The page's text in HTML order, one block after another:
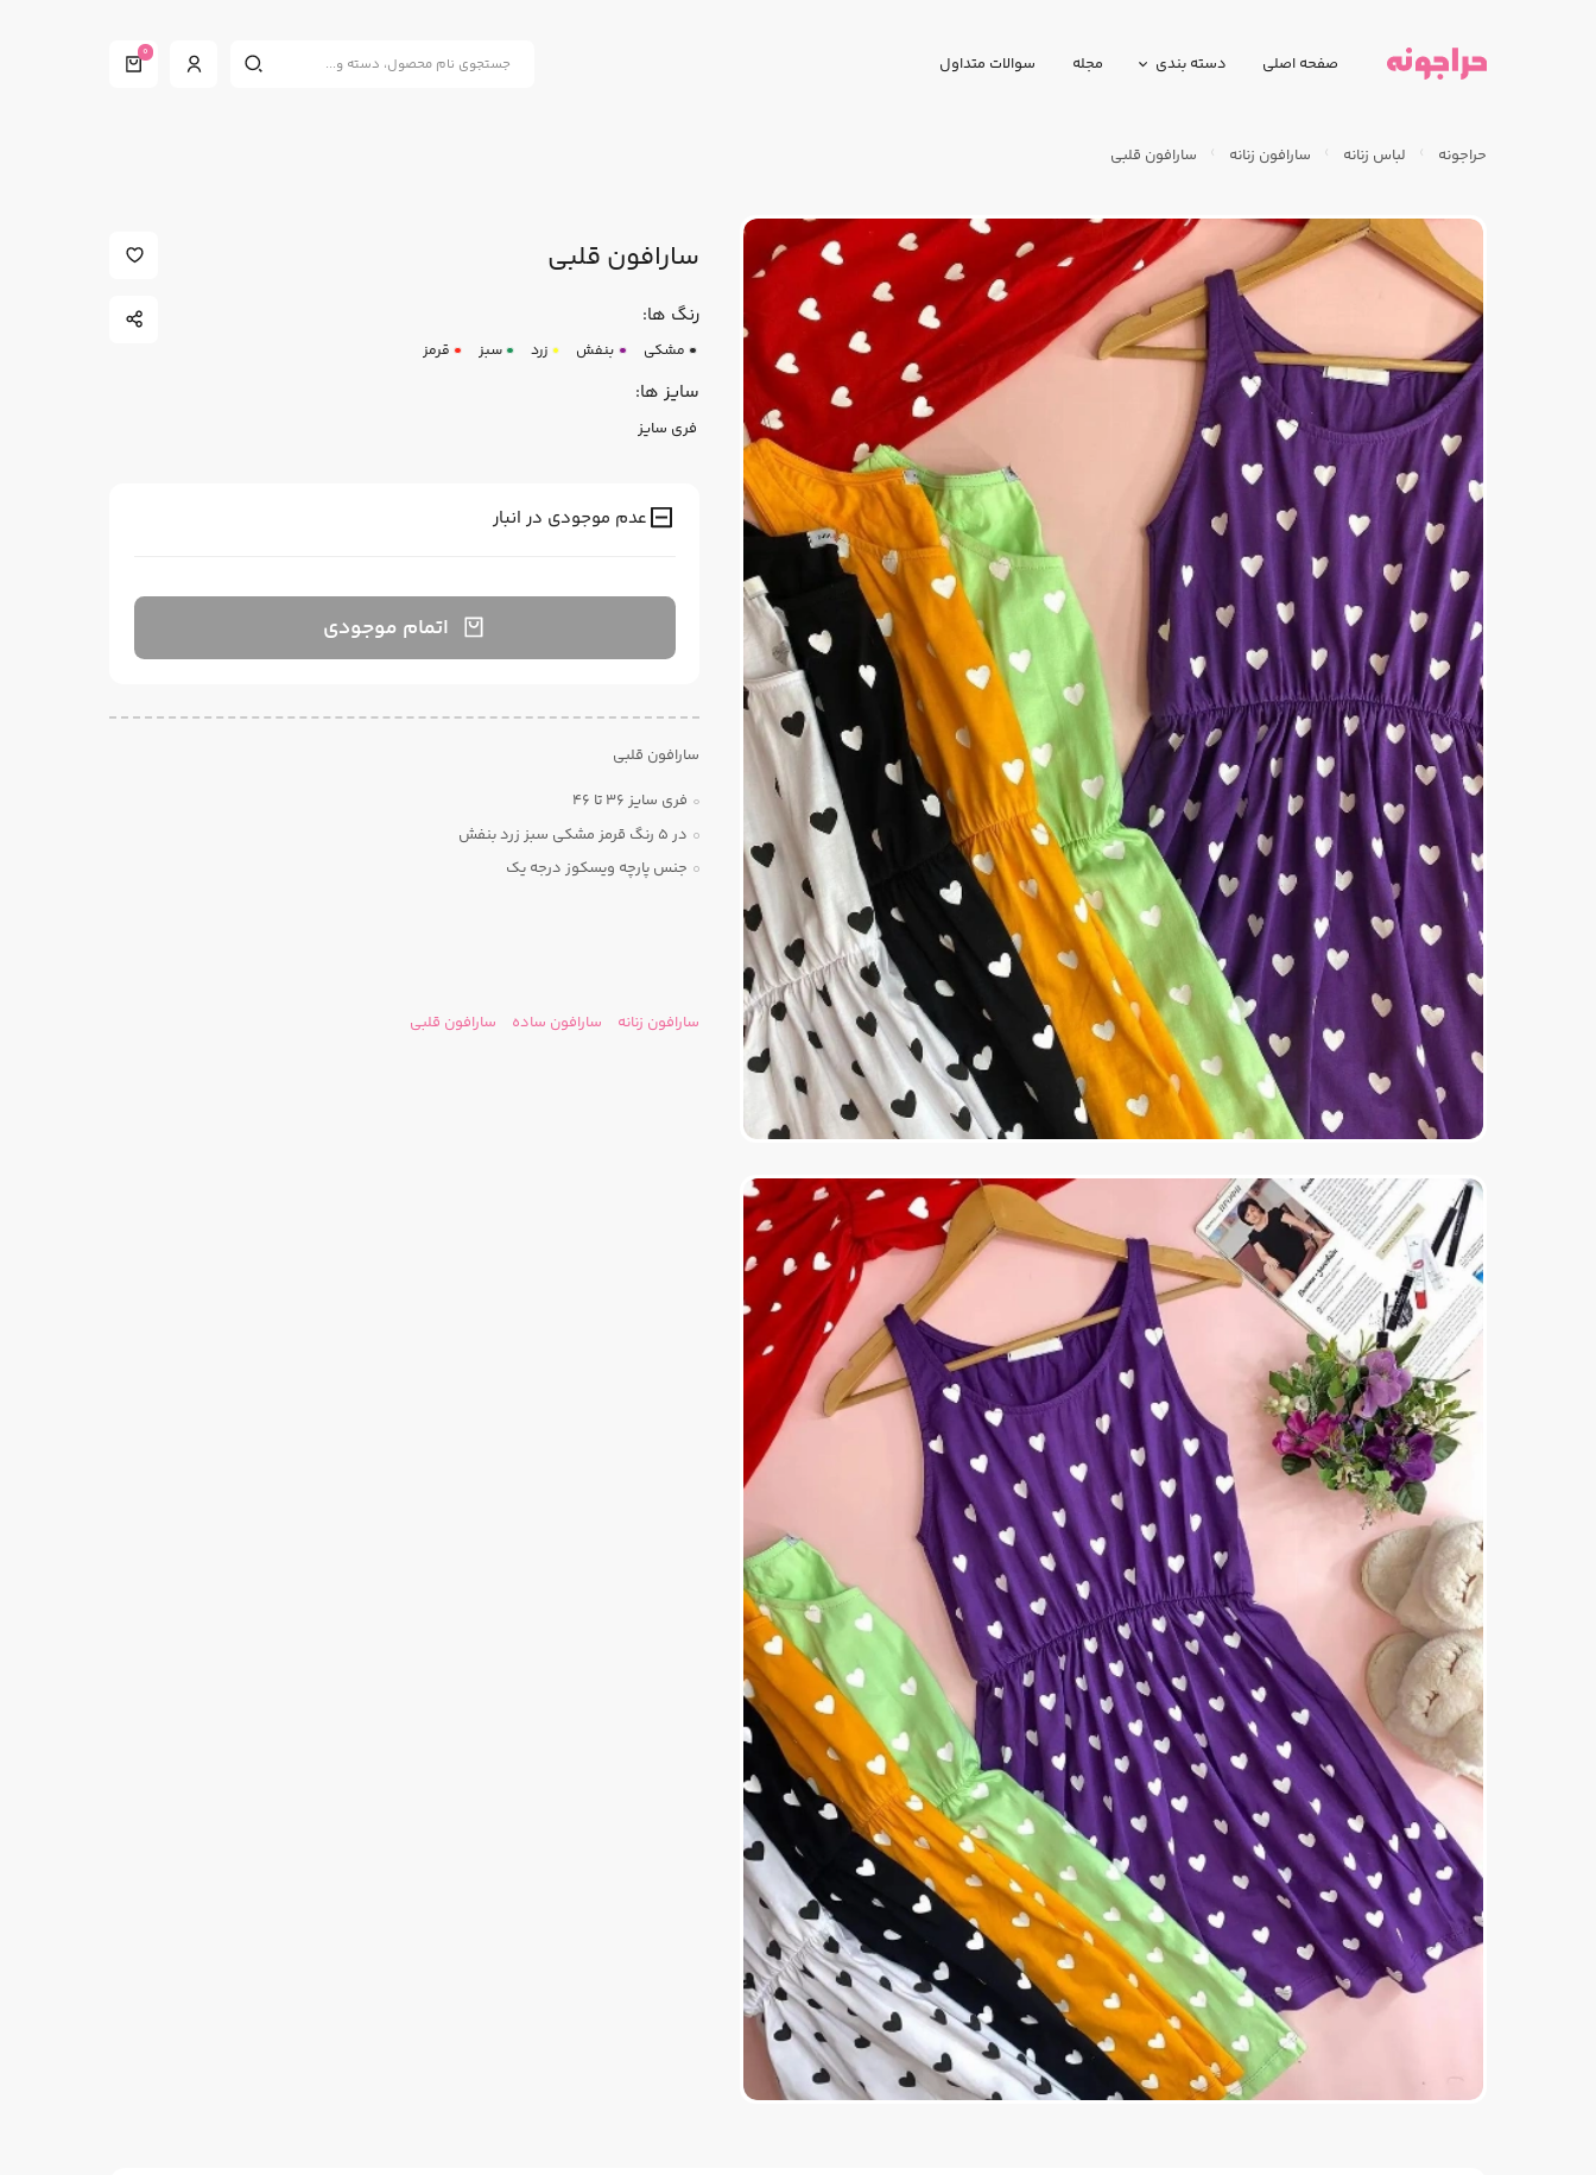
صفحه اصلی دسته بندی مجله سوالات متداول 0
حراجونه لباس زنانه سارافون زنانه سارافون قلبی
سارافون قلبی
رنگ ها:
مشکی بنفش زرد سبز قرمز
سایز ها:
فری سایز
عدم موجودی در انبار
اتمام موجودی
سارافون قلبی
فری سایز 36 تا 46
در 5 رنگ قرمز مشکی سبز زرد بنفش
جنس پارچه ویسکوز درجه یک
سارافون زنانه سارافون ساده سارافون قلبی